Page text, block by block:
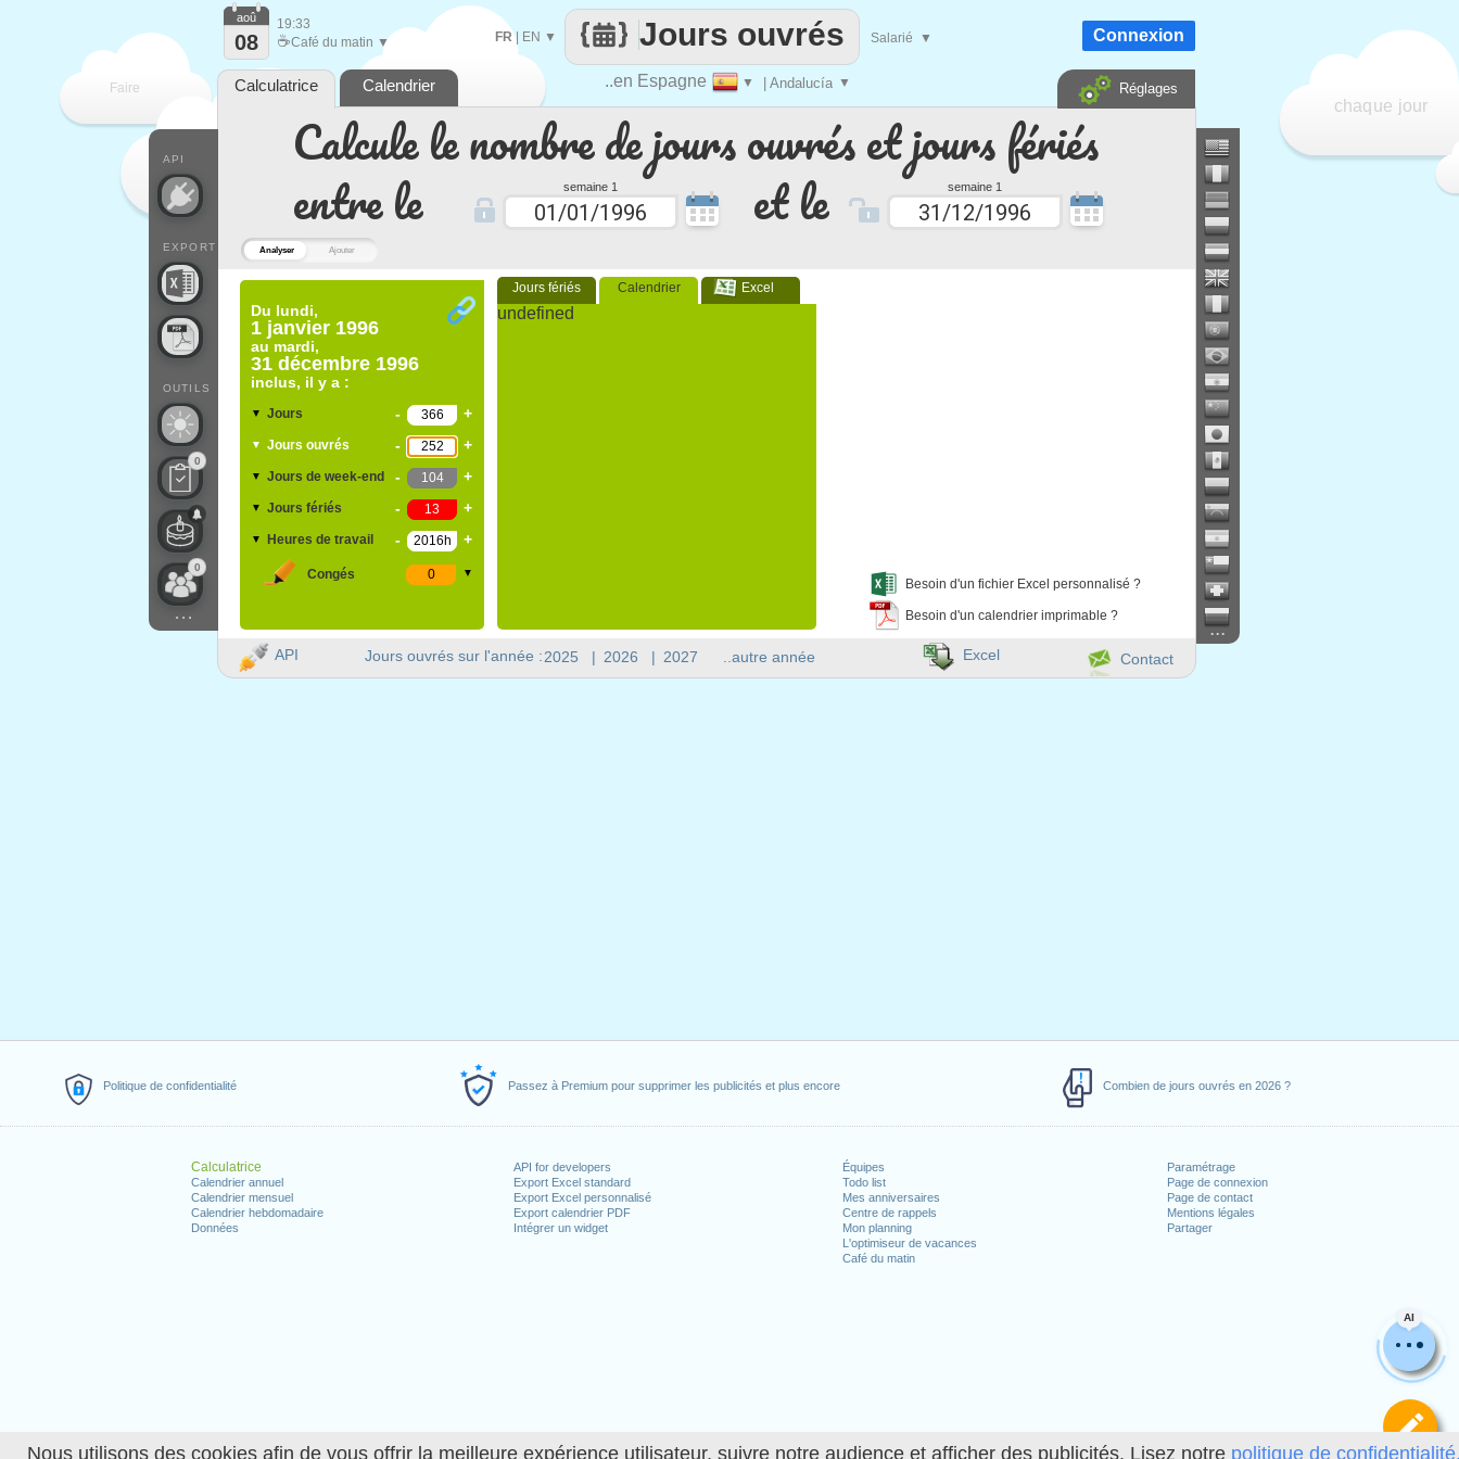
Nous utilisons des cookies afin de vous offrir la meilleure expérience utilisateur, suivre notre audience et afficher des publicités. Lisez notre politique de
Politique de confidentialité Passez à Premium pour supprimer les publicités et plus encore Combien de jours ouvrés en 2026 ?
Calculatrice
Calendrier annuel
Calendrier mensuel
Calendrier hebdomadaire
Données
API for developers
Export Excel standard
Export Excel personnalisé
Export calendrier PDF
Intégrer un widget
Équipes
Todo list
Mes anniversaires
Centre de rappels
Mon planning
L'optimiseur de vacances
Café du matin
Paramétrage
Page de connexion
Page de contact
Mentions légales
Partager
Analyser Ajouter
Calcule le nombre de jours ouvrés et jours fériés
entre le
semaine 1 et le semaine 1
Du lundi,
1 janvier 1996
au mardi,
31 décembre 1996
inclus, il y a :
▼ Jours - +
▼ Jours ouvrés - +
▼ Jours de week-end - +
▼ Jours fériés - +
▼ Heures de travail - +
Congés ▼
Jours fériés Calendrier Excel
undefined
Besoin d'un fichier Excel personnalisé ?
Besoin d'un calendrier imprimable ?
AI
Faire
chaque jour
..en Espagne ▼ | Andalucía ▼
Jours ouvrés
FR| EN ▼ Salarié ▼
API
EXPORT
OUTILS
0
0
...
aoû
08
19:33
☕Café du matin ▼ Connexion
Calculatrice Calendrier Réglages
Jours ouvrés sur l'année :2025 | 2026 | 2027 ..autre année
...
API Contact
Excel